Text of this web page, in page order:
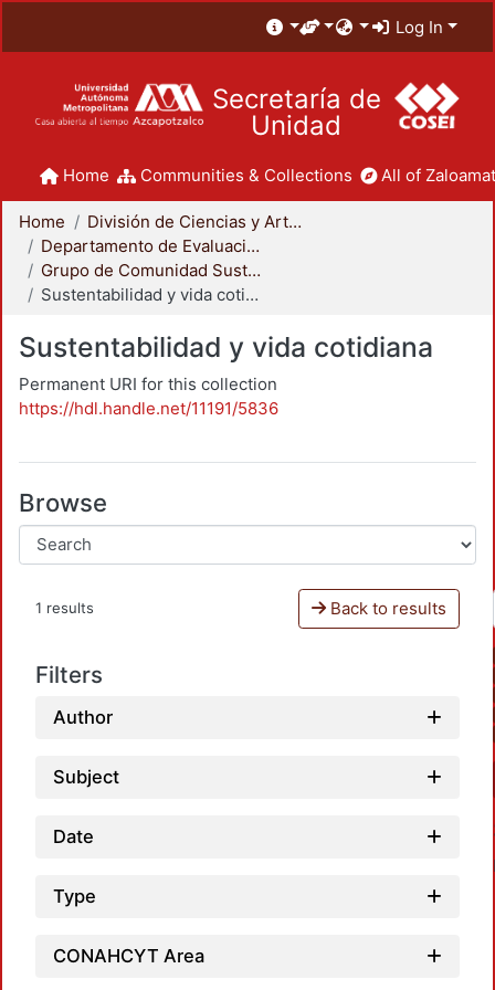
Log In
Secretaría de
Unidad
Home Communities & Collections All of
Home
División de Ciencias y Artes para el Diseño
Departamento de Evaluación del Diseño en el Tiempo
Grupo de Comunidad Sustentable
Sustentabilidad y vida cotidiana
Sustentabilidad y vida cotidiana
Permanent URI for this collection
https://hdl.handle.net/11191/5836
Browse
1 results Back to results
Filters
Author
Subject
Date
Type
CONAHCYT Area